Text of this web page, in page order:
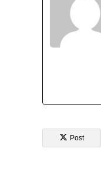
Post